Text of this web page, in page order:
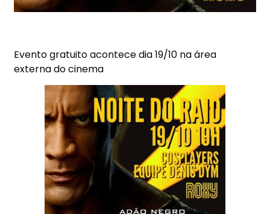
Evento gratuito acontece dia 19/10 na área
externa do cinema